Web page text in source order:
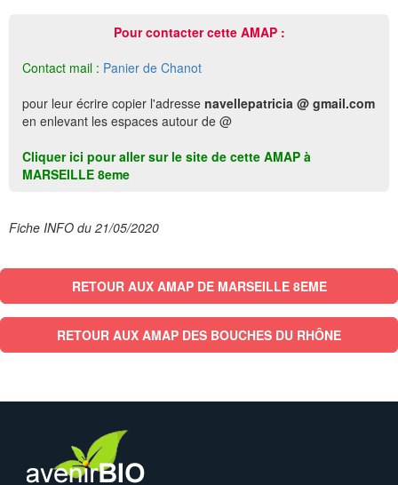
Pour contacter cette AMAP :
Contact mail : Panier de Chanot
pour leur écrire copier l'adresse navellepatricia @ gmail.com
en enlevant les espaces autour de @
Cliquer ici pour aller sur le site de cette AMAP à
MARSEILLE 8eme
Fiche INFO du 21/05/2020
RETOUR AUX AMAP DE MARSEILLE 8EME
RETOUR AUX AMAP DES BOUCHES DU RHÔNE